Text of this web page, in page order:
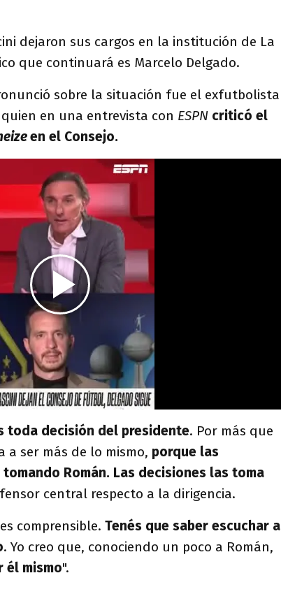
dejaron sus cargos en la institución de La
que continuará es Marcelo Delgado.
sobre la situación fue el exfutbolista
quien en una entrevista con ESPN criticó el
en el Consejo.
toda decisión del presidente. Por más que
a ser más de lo mismo, porque las
Román. Las decisiones las toma
central respecto a la dirigencia.
comprensible. Tenés que saber escuchar a
. Yo creo que, conociendo un poco a Román,
él mismo".